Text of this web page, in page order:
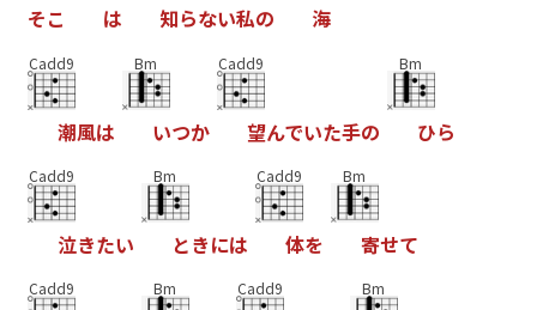
そこ は 知らない私の 海
Cadd9
潮風は
Bm
いつか
Cadd9
望んでいた手の
Bm
ひら
Cadd9
泣きたい
Bm
ときには
Cadd9
体を
Bm
寄せて
Cadd9 Bm Cadd9 Bm